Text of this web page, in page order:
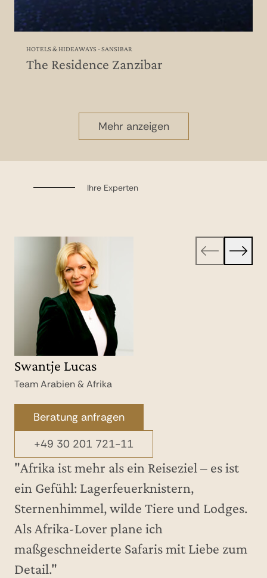
HOTELS & HIDEAWAYS - SANSIBAR
The Residence Zanzibar
Mehr anzeigen
Ihre Experten
Swantje Lucas
Team Arabien & Afrika
Beratung anfragen
+49 30 201 721-11
"Afrika ist mehr als ein Reiseziel – es ist
ein Gefühl: Lagerfeuerknistern,
Sternenhimmel, wilde Tiere und Lodges.
Als Afrika-Lover plane ich
maßgeschneiderte Safaris mit Liebe zum
Detail."
Verena Hartmann
Team Arabien & Afrika
Beratung anfragen
+49 30 201 721-11
Romy Encke
Team Arabien & Afrika
Beratung anfragen
+49 30 201 721-11
Die unendlichen Weiten der unberührten
Nanin Mendling
Team Hotels & Hideaways
Beratung anfragen
+49 30 201 721-182
Denis Silot Ramos
Team Hotels & Hideaways
Beratung anfragen
+49 30 201 721-182